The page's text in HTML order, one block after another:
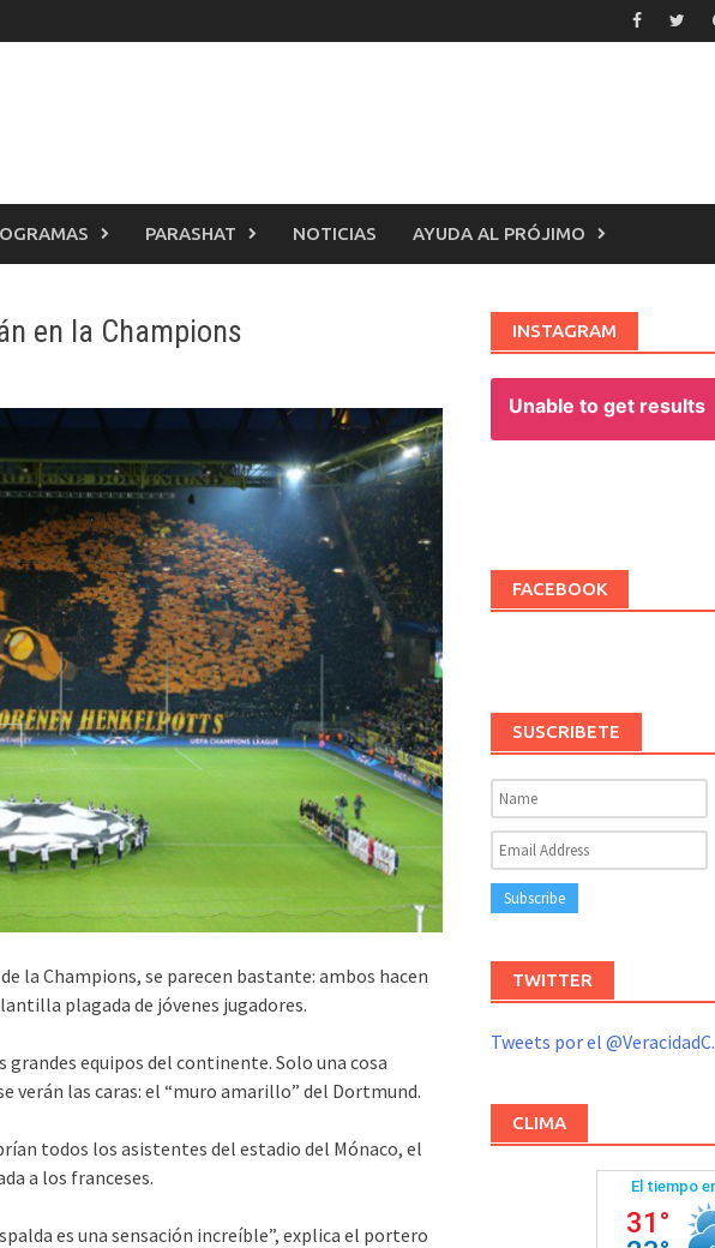
PARASHAT NOTICIAS AYUDA AL PRÓJIMO
en la Champions
la Champions, se parecen bastante: ambos hacen
plagada de jóvenes jugadores.
equipos del continente. Solo una cosa
verán las caras: el “muro amarillo” del Dortmund.
todos los asistentes del estadio del Mónaco, el
a los franceses.
es una sensación increíble”, explica el portero
INSTAGRAM
Unable to get results
FACEBOOK
SUSCRIBETE
TWITTER
Tweets por el @VeracidadC.
CLIMA